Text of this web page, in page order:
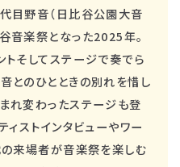
目野音（日比谷公園大音
音楽祭となった2025年。
トそしてステージで奏でら
とのひとときの別れを惜し
れ変わったステージも登
ィストインタビューやワー
の来場者が音楽祭を楽しむ